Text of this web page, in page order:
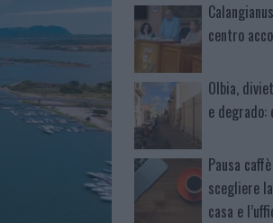
centro
Olbia,
e
Pausa
scegliere
casa e